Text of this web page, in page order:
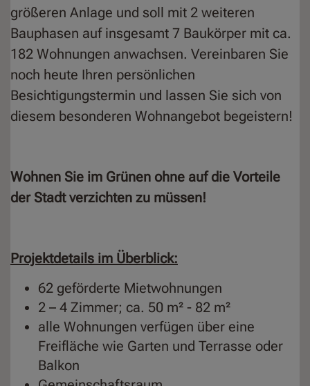
größeren Anlage und soll mit 2 weiteren
Bauphasen auf insgesamt 7 Baukörper mit ca.
182 Wohnungen anwachsen. Vereinbaren Sie
noch heute Ihren persönlichen
Besichtigungstermin und lassen Sie sich von
diesem besonderen Wohnangebot begeistern!
Wohnen Sie im Grünen ohne auf die Vorteile
der Stadt verzichten zu müssen!
Projektdetails im Überblick:
62 geförderte Mietwohnungen
2 – 4 Zimmer; ca. 50 m² - 82 m²
alle Wohnungen verfügen über eine
Freifläche wie Garten und Terrasse oder
Balkon